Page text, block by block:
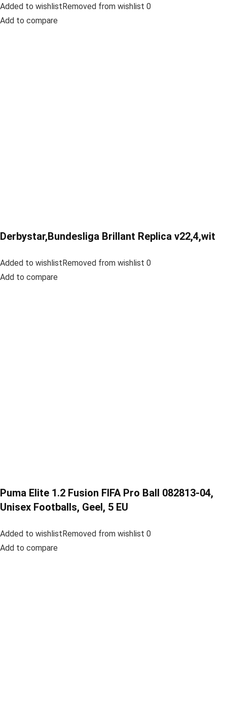
Added to wishlistRemoved from wishlist 0
Add to compare
Derbystar,Bundesliga Brillant Replica v22,4,wit
Added to wishlistRemoved from wishlist 0
Add to compare
Puma Elite 1.2 Fusion FIFA Pro Ball 082813-04,
Unisex Footballs, Geel, 5 EU
Added to wishlistRemoved from wishlist 0
Add to compare